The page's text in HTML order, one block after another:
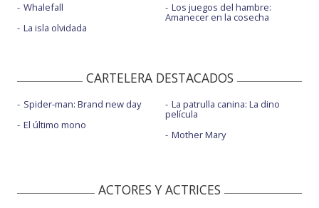
Whalefall
La isla olvidada
Los juegos del hambre:
Amanecer en la cosecha
CARTELERA DESTACADOS
Spider-man: Brand new day
El último mono
La patrulla canina: La dino
película
Mother Mary
ACTORES Y ACTRICES